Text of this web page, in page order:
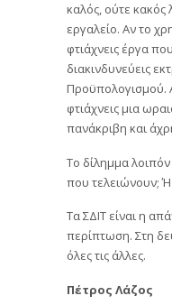
καλός, ούτε κακός
εργαλείο. Αν το
φτιάχνεις έργα
διακινδυνεύεις
Προϋπολογισμού.
φτιάχνεις μια
πανάκριβη και
Το δίλημμα
που τελειώνουν;
Τα ΣΔΙΤ είναι η
περίπτωση. Στη
όλες τις άλλες.
Πέτρος Λάζος